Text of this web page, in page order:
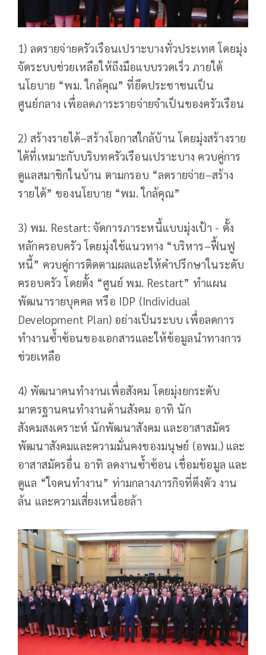
1) ลดรายจ่ายครัวเรือนเปราะบางทั่วประเทศ โดยมุ่ง
จัดระบบช่วยเหลือให้ถึงมือแบบรวดเร็ว ภายใต้
นโยบาย “พม. ใกล้คุณ” ที่ยึดประชาชนเป็น
ศูนย์กลาง เพื่อลดภาระรายจ่ายจำเป็นของครัวเรือน
2) สร้างรายได้–สร้างโอกาสใกล้บ้าน โดยมุ่งสร้างราย
ได้ที่เหมาะกับบริบทครัวเรือนเปราะบาง ควบคู่การ
ดูแลสมาชิกในบ้าน ตามกรอบ “ลดรายจ่าย–สร้าง
รายได้” ของนโยบาย “พม. ใกล้คุณ”
3) พม. Restart: จัดการภาระหนี้แบบมุ่งเป้า - ตั้ง
หลักครอบครัว โดยมุ่งใช้แนวทาง “บริหาร–ฟื้นฟู
หนี้” ควบคู่การติดตามผลและให้คำปรึกษาในระดับ
ครอบครัว โดยตั้ง “ศูนย์ พม. Restart” ทำแผน
พัฒนารายบุคคล หรือ IDP (Individual
Development Plan) อย่างเป็นระบบ เพื่อลดการ
ทำงานซ้ำซ้อนของเอกสารและให้ข้อมูลนำทางการ
ช่วยเหลือ
4) พัฒนาคนทำงานเพื่อสังคม โดยมุ่งยกระดับ
มาตรฐานคนทำงานด้านสังคม อาทิ นัก
สังคมสงเคราะห์ นักพัฒนาสังคม และอาสาสมัคร
พัฒนาสังคมและความมั่นคงของมนุษย์ (อพม.) และ
อาสาสมัครอื่น อาทิ ลดงานซ้ำซ้อน เชื่อมข้อมูล และ
ดูแล “ใจคนทำงาน” ท่ามกลางภารกิจที่ตึงตัว งาน
ล้น และความเสี่ยงเหนื่อยล้า